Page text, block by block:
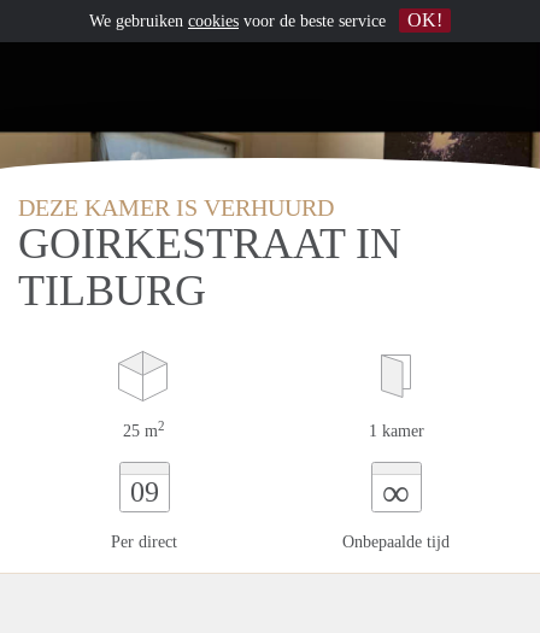
DEZE KAMER IS VERHUURD
GOIRKESTRAAT IN
TILBURG
25 m2 1 kamer
09
Per direct
∞
Onbepaalde tijd
We gebruiken cookies voor de beste service OK!